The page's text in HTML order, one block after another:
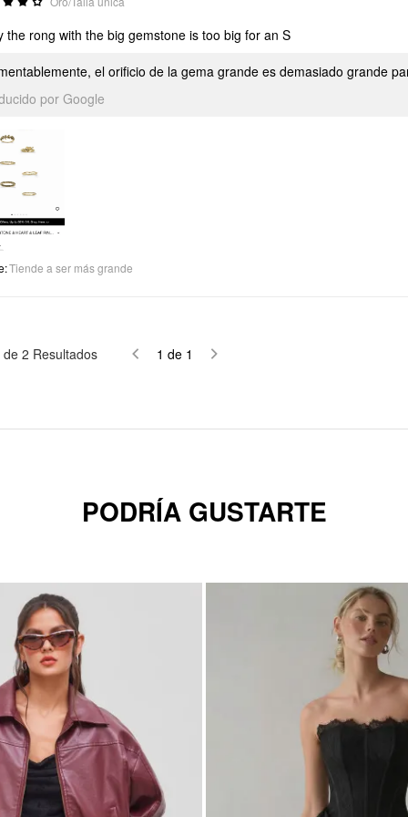
the rong with the big gemstone is too big for an S
el orificio de la gema grande es demasiado grande
por Google
:Tiende a ser más grande
de 2 Resultados 1 de 1
PODRÍA GUSTARTE